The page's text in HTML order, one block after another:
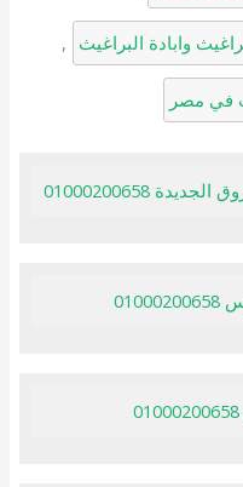
وابادة البراغيث ,
في مصر
01000200658